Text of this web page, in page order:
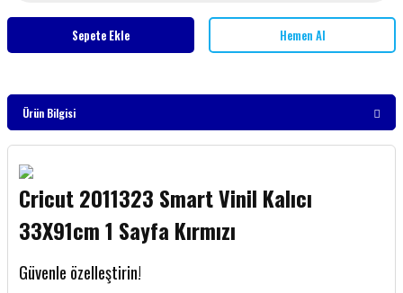
Sepete Ekle Hemen Al
Ürün Bilgisi
Cricut 2011323 Smart Vinil Kalıcı
33X91cm 1 Sayfa Kırmızı
Güvenle özelleştirin!